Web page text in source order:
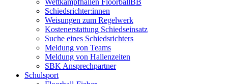
Wettkampfhallen FloorballBB
Schiedsrichter:innen
Weisungen zum Regelwerk
Kostenerstattung Schiedseinsatz
Suche eines Schiedsrichters
Meldung von Teams
Meldung von Hallenzeiten
SBK Ansprechpartner
Schulsport